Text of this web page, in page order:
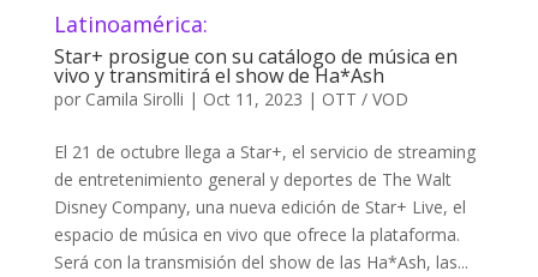
Latinoamérica:
Star+ prosigue con su catálogo de música en
vivo y transmitirá el show de Ha*Ash
por Camila Sirolli | Oct 11, 2023 | OTT / VOD
El 21 de octubre llega a Star+, el servicio de streaming
de entretenimiento general y deportes de The Walt
Disney Company, una nueva edición de Star+ Live, el
espacio de música en vivo que ofrece la plataforma.
Será con la transmisión del show de las Ha*Ash, las...